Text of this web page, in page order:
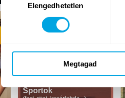
kiválasztásaElengedhetetlen
Megtagad
Sportok